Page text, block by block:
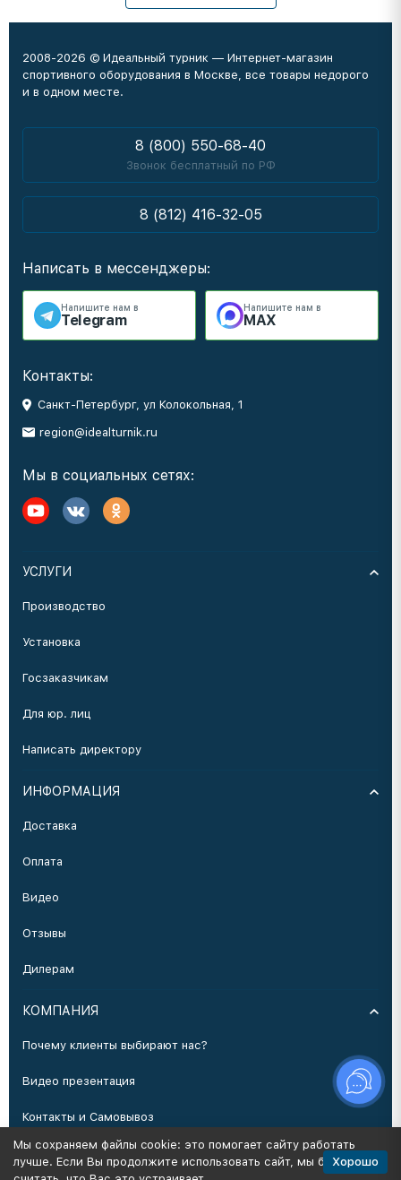
2008-2026 © Идеальный турник — Интернет-магазин
спортивного оборудования в Москве, все товары недорого
и в одном месте.
8 (800) 550-68-40
Звонок бесплатный по РФ
8 (812) 416-32-05
Написать в мессенджеры:
Напишите нам в
Telegram
Напишите нам в
MAX
Контакты:
Санкт-Петербург, ул Колокольная, 1
region@idealturnik.ru
Мы в социальных сетях:
УСЛУГИ
Производство
Установка
Госзаказчикам
Для юр. лиц
Написать директору
ИНФОРМАЦИЯ
Доставка
Оплата
Видео
Отзывы
Дилерам
КОМПАНИЯ
Почему клиенты выбирают нас?
Видео презентация
Контакты и Самовывоз
Производство
Мы сохраняем файлы cookie: это помогает сайту работать
лучше. Если Вы продолжите использовать сайт, мы будемХорошо